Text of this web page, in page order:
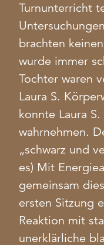
Turnunterricht
brachten
wurde immer
Tochter waren
Laura S.
konnte Laura
wahrnehmen.
„schwarz und
es) Mit
gemeinsam
ersten Sitzung
Reaktion mit
unerklärliche